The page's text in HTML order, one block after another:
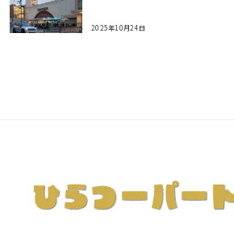
2025年10月24日